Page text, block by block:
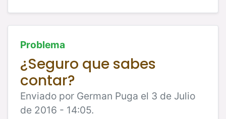
Problema
¿Seguro que sabes
contar?
Enviado por German Puga el 3 de Julio
de 2016 - 14:05.